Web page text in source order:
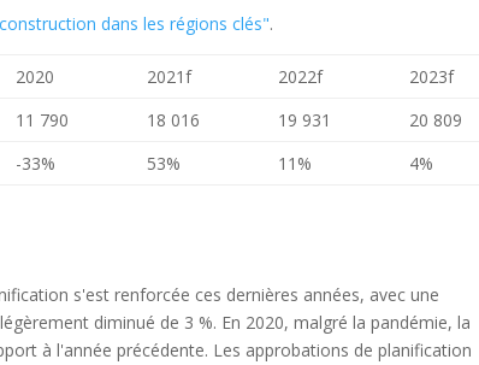
dans les régions clés".
2020 2021f 2022f
2023f
11 790 18 016 19 931
20 809
-33% 53% 11% 4%
s'est renforcée ces dernières années, avec une
diminué de 3 %. En 2020, malgré la pandémie, la
à l'année précédente. Les approbations de planification